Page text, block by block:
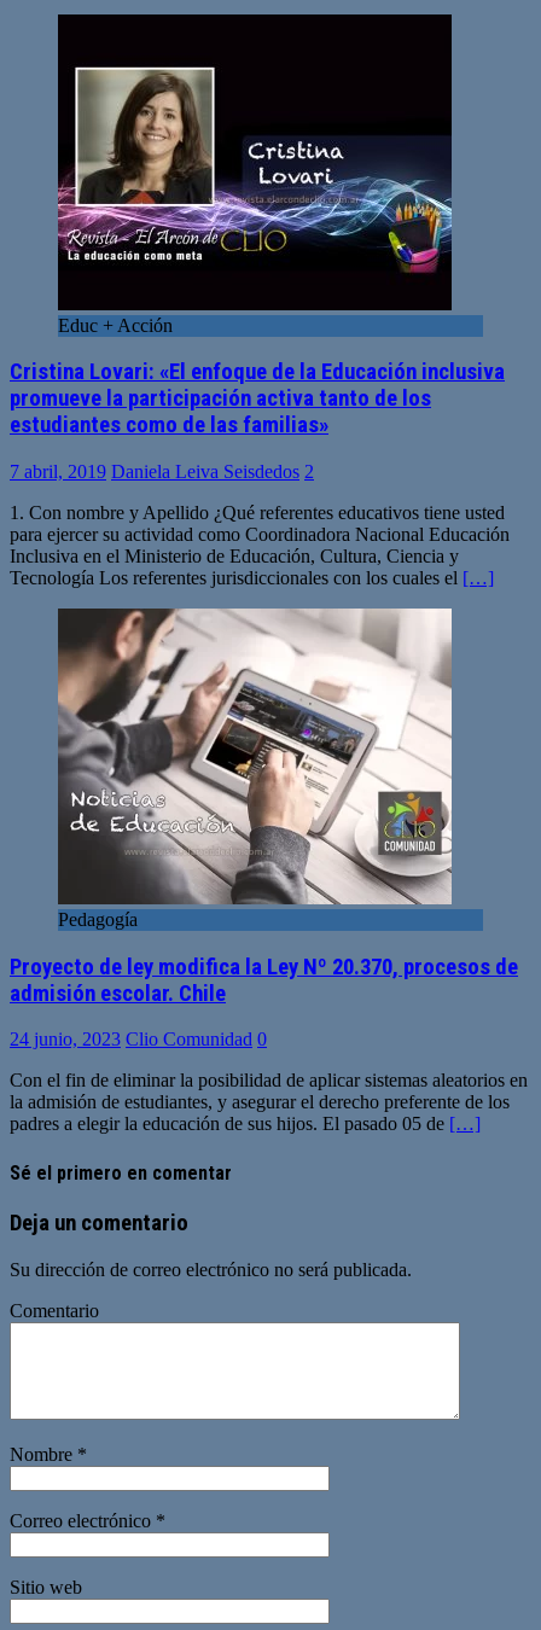
Educ + Acción
Cristina Lovari: «El enfoque de la Educación inclusiva
promueve la participación activa tanto de los
estudiantes como de las familias»
7 abril, 2019 Daniela Leiva Seisdedos 2
1. Con nombre y Apellido ¿Qué referentes educativos tiene usted
para ejercer su actividad como Coordinadora Nacional Educación
Inclusiva en el Ministerio de Educación, Cultura, Ciencia y
Tecnología Los referentes jurisdiccionales con los cuales el […]
Pedagogía
Proyecto de ley modifica la Ley Nº 20.370, procesos de
admisión escolar. Chile
24 junio, 2023 Clio Comunidad 0
Con el fin de eliminar la posibilidad de aplicar sistemas aleatorios en
la admisión de estudiantes, y asegurar el derecho preferente de los
padres a elegir la educación de sus hijos. El pasado 05 de […]
Sé el primero en comentar
Deja un comentario
Su dirección de correo electrónico no será publicada.
Comentario
Nombre *
Correo electrónico *
Sitio web